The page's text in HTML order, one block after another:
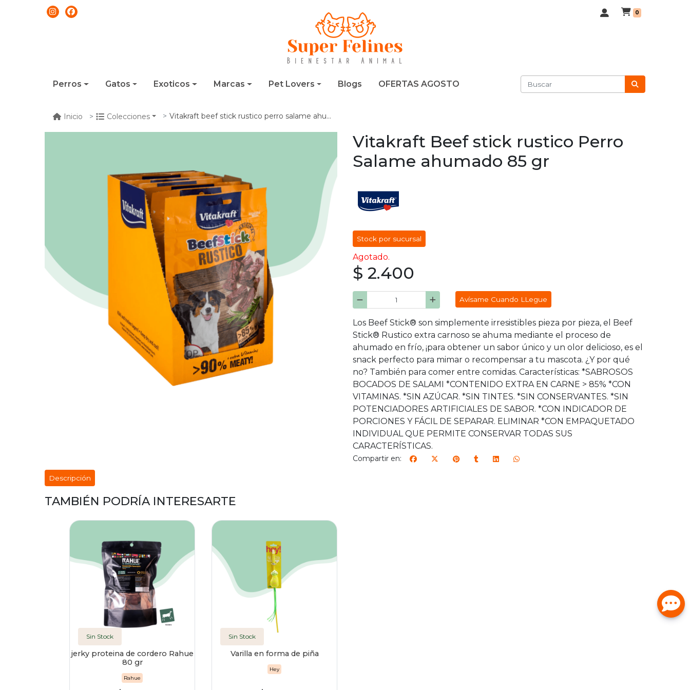
0
Perros Gatos Exoticos Marcas Pet Lovers Blogs OFERTAS AGOSTO
Inicio Colecciones Vitakraft beef stick rustico perro salame ahumado 85 gr
Vitakraft Beef stick rustico Perro
Salame ahumado 85 gr
Stock por sucursal
Agotado.
$ 2.400
Avísame Cuando LLegue
Los Beef Stick® son simplemente irresistibles pieza por pieza, el Beef
Stick® Rustico extra carnoso se ahuma mediante el proceso de
ahumado en frío, ¡para obtener un sabor único y un olor delicioso, es el
snack perfecto para mimar o recompensar a tu mascota. ¿Y por qué
no? También para comer entre comidas. Características: *SABROSOS
BOCADOS DE SALAMI *CONTENIDO EXTRA EN CARNE > 85% *CON
VITAMINAS. *SIN AZÚCAR. *SIN TINTES. *SIN CONSERVANTES. *SIN
POTENCIADORES ARTIFICIALES DE SABOR. *CON INDICADOR DE
PORCIONES Y FÁCIL DE SEPARAR. ELIMINAR *CON EMPAQUETADO
INDIVIDUAL QUE PERMITE CONSERVAR TODAS SUS
CARACTERÍSTICAS.
Compartir en:
Descripción
TAMBIÉN PODRÍA INTERESARTE
Sin Stock
jerky proteina de cordero Rahue
80 gr
Rahue
Sin Stock
Varilla en forma de piña
Hey